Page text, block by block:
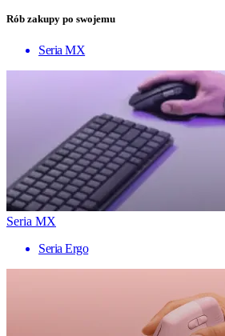
Rób zakupy po swojemu
Seria MX
Seria MX
Seria Ergo